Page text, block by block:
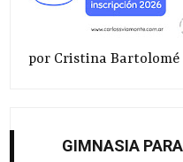
por Cristina Bartolomé
GIMNASIA